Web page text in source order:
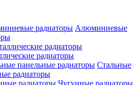
Алюминиевые
радиаторы
Стальные
радиаторы
Чугунные радиаторы